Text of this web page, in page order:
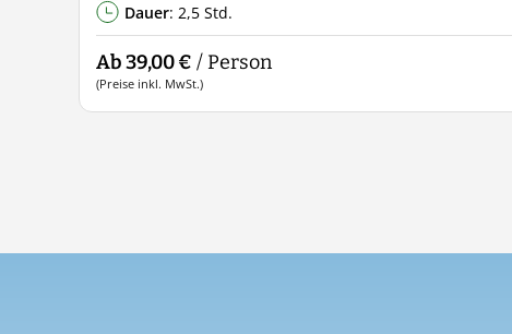
Dauer: 2,5 Std.
Ab 39,00 € / Person
(Preise inkl. MwSt.)